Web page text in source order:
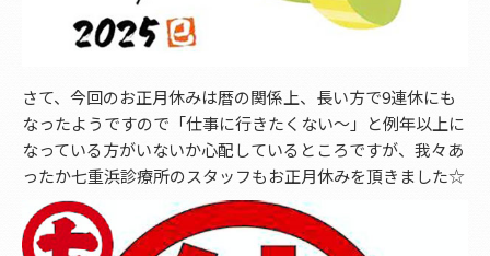
さて、今回のお正月休みは暦の関係上、長い方で9連休にも
なったようですので「仕事に行きたくない～」と例年以上に
なっている方がいないか心配しているところですが、我々あ
ったか七重浜診療所のスタッフもお正月休みを頂きました☆